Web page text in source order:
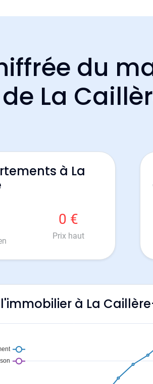
du
La
à La
0 €
Prix haut
à La